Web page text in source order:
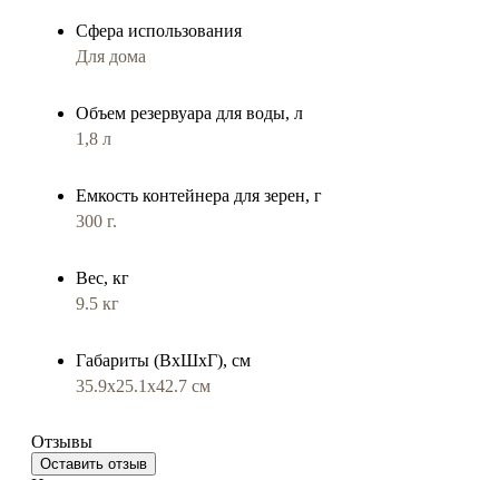
Сфера использования
Для дома
Объем резервуара для воды, л
1,8 л
Емкость контейнера для зерен, г
300 г.
Вес, кг
9.5 кг
Габариты (ВхШхГ), см
35.9x25.1x42.7 см
Отзывы
Оставить отзыв